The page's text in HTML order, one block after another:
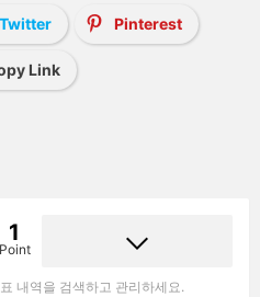
Twitter Pinterest
Link
1
Point
내역을 검색하고 관리하세요.